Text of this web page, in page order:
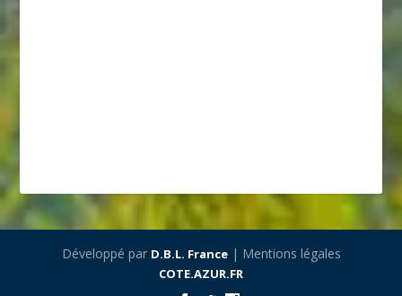
Développé par D.B.L. France| Mentions légales
COTE.AZUR.FR